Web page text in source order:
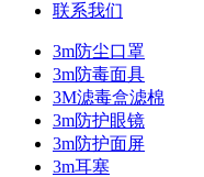
联系我们
3m防尘口罩
3m防毒面具
3M滤毒盒滤棉
3m防护眼镜
3m防护面屏
3m耳塞